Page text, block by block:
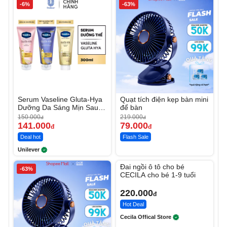
-6%
Serum Vaseline Gluta-Hya
Dưỡng Da Sáng Mịn Sau 7
Ngày
150.000đ
141.000đ
Deal hot
Unilever
-63%
Quạt tích điện kẹp bàn mini
để bàn
219.000đ
79.000đ
Flash Sale
-63%
Đai ngồi ô tô cho bé
CECILA cho bé 1-9 tuổi
220.000đ
Hot Deal
Cecila Offical Store